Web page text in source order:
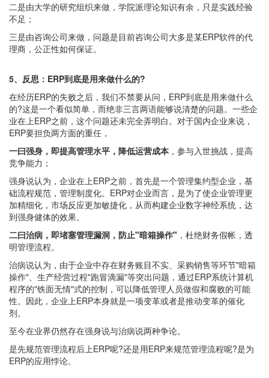
二是由大学的研究组织来做，学院派理论知识有余，只是实践经验
不足；
三是由咨询公司来做，问题是目前咨询公司大多是某ERP软件的代
理商，公正性如何保证。
5、反思：ERP到底是用来做什么的?
在经历ERP的失败之后，我们不禁要从问，ERP到底是用来做什么
的?这是一个看似简单，而绝非三言两语能够说清楚的问题。一些企
业在上ERP之前，这个问题还未完全弄明白。对于国内企业来说，
ERP要担负两方面的重任，
一曰强身，即提高管理水平，降低运营成本 ，参与入世挑战，提高
竞争能力；
强身说认为，企业在上ERP之前，首先是一个管理集约型企业，基
础流程规范，管理制度化。ERP对企业而言，是为了使企业管理更
加精细化，市场反应更加敏捷化，从而构建企业数字神经系统，达
到强身健体的效果。
二曰治病，即堵塞管理漏洞，防止"暗箱操作" ，杜绝财务假帐，透
明管理流程。
治病说认为，由于企业中存在财务账目不实、采购销售等环节"暗箱
操作"、生产经营过程"跑冒滴漏"等突出问题，通过ERP系统计算机
程序的"铁面无情"式的控制，可以降低管理人员做假和腐败的可能
性。因此，企业上ERP本身就是一项变革或者是推动变革的催化
剂。
至今在业界仍然存在强身说与治病说两种争论。
是先规范管理流程后上ERP呢?还是用ERP来规范管理流程呢?是为
ERP的应用悖论。